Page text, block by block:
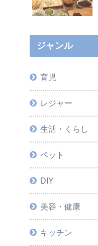
ジャンル
育児
レジャー
生活・くらし
ペット
DIY
美容・健康
キッチン